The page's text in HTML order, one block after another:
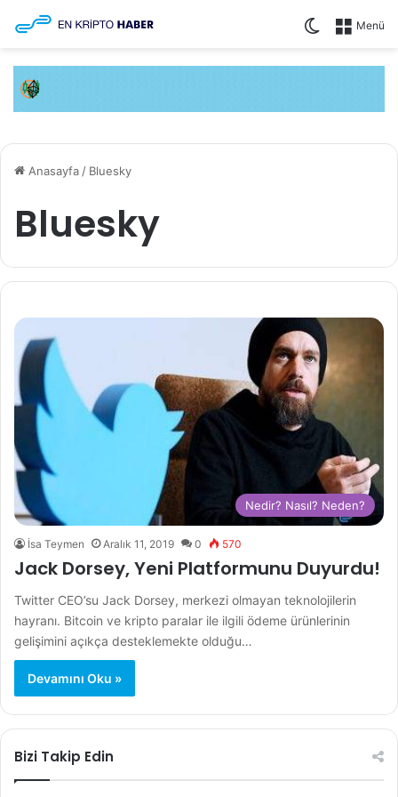
Menü
Dış
Anasayfa / Bluesky
Bluesky
Nedir? Nasıl? Neden?
İsa Teymen Aralık 11, 2019 0 570
Jack Dorsey, Yeni Platformunu Duyurdu!
Twitter CEO’su Jack Dorsey, merkezi olmayan teknolojilerin
hayranı. Bitcoin ve kripto paralar ile ilgili ödeme ürünlerinin
gelişimini açıkça desteklemekte olduğu…
Devamını Oku »
Bizi Takip Edin